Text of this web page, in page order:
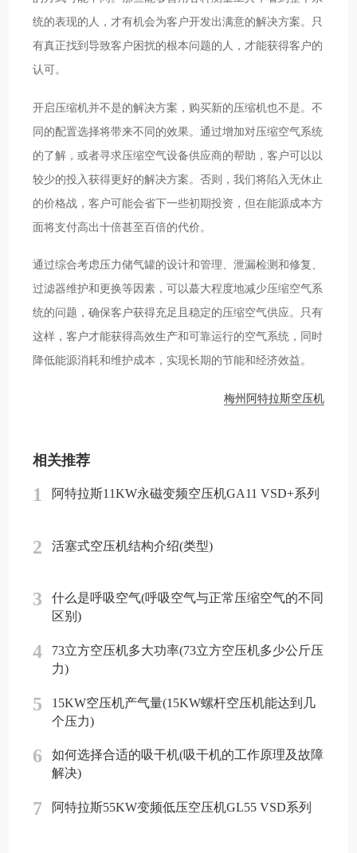
统的表现的人，才有机会为客户开发出满意的解决方案。只
有真正找到导致客户困扰的根本问题的人，才能获得客户的
认可。
开启压缩机并不是的解决方案，购买新的压缩机也不是。不
同的配置选择将带来不同的效果。通过增加对压缩空气系统
的了解，或者寻求压缩空气设备供应商的帮助，客户可以以
较少的投入获得更好的解决方案。否则，我们将陷入无休止
的价格战，客户可能会省下一些初期投资，但在能源成本方
面将支付高出十倍甚至百倍的代价。
通过综合考虑压力储气罐的设计和管理、泄漏检测和修复、
过滤器维护和更换等因素，可以蕞大程度地减少压缩空气系
统的问题，确保客户获得充足且稳定的压缩空气供应。只有
这样，客户才能获得高效生产和可靠运行的空气系统，同时
降低能源消耗和维护成本，实现长期的节能和经济效益。
梅州阿特拉斯空压机
相关推荐
1 阿特拉斯11KW永磁变频空压机GA11 VSD+系列
2 活塞式空压机结构介绍(类型)
3
什么是呼吸空气(呼吸空气与正常压缩空气的不同
区别)
4
73立方空压机多大功率(73立方空压机多少公斤压
力)
5
15KW空压机产气量(15KW螺杆空压机能达到几
个压力)
6
如何选择合适的吸干机(吸干机的工作原理及故障
解决)
7 阿特拉斯55KW变频低压空压机GL55 VSD系列